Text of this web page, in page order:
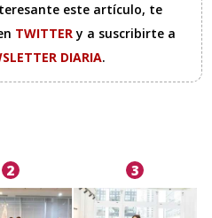
este artículo, te
TWITTERy a suscribirte a
DIARIA.
2 3